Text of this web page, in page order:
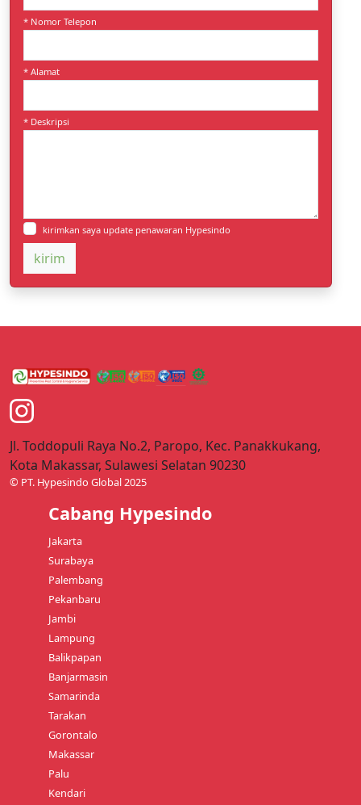
* Nomor Telepon
* Alamat
* Deskripsi
kirimkan saya update penawaran Hypesindo
kirim
Jl. Toddopuli Raya No.2, Paropo, Kec. Panakkukang,
Kota Makassar, Sulawesi Selatan 90230
© PT. Hypesindo Global 2025
Cabang Hypesindo
Jakarta
Surabaya
Palembang
Pekanbaru
Jambi
Lampung
Balikpapan
Banjarmasin
Samarinda
Tarakan
Gorontalo
Makassar
Palu
Kendari